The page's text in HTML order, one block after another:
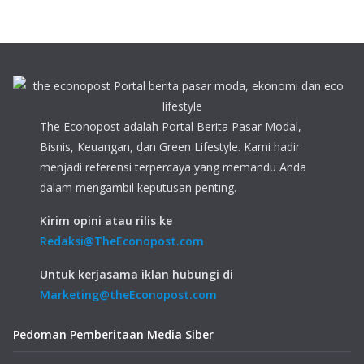
The Econopost adalah Portal Berita Pasar Modal,
Bisnis, Keuangan, dan Green Lifestyle. Kami hadir
menjadi referensi terpercaya yang memandu Anda
dalam mengambil keputusan penting.
Kirim opini atau rilis ke
Redaksi@TheEconopost.com
Untuk kerjasama iklan hubungi di
Marketing@theEconopost.com
Pedoman Pemberitaan Media Siber